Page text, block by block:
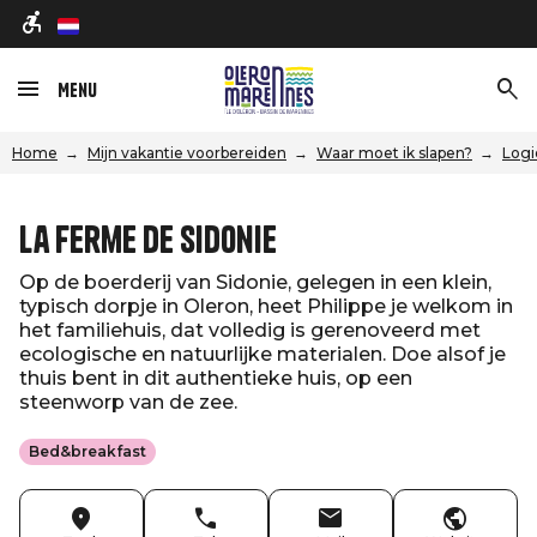
nl
Menu
Home Mijn vakantie voorbereiden Waar moet ik slapen?
La Ferme de Sidonie
Op de boerderij van Sidonie, gelegen in een klein,
typisch dorpje in Oleron, heet Philippe je welkom in
het familiehuis, dat volledig is gerenoveerd met
ecologische en natuurlijke materialen. Doe alsof je
thuis bent in dit authentieke huis, op een
steenworp van de zee.
Bed&breakfast